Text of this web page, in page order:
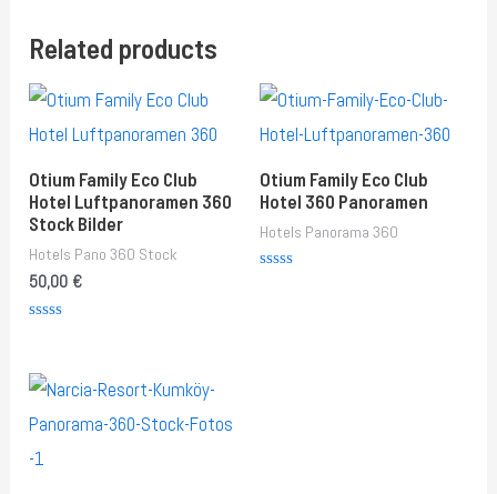
Related products
Otium Family Eco Club
Hotel Luftpanoramen 360
Stock Bilder
Hotels Pano 360 Stock
50,00 €
of
5
Otium Family Eco Club
Hotel 360 Panoramen
Hotels Panorama 360